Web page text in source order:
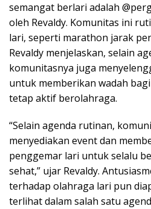
semangat berlari adalah
oleh Revaldy. Komunitas ini
lari, seperti marathon jarak
Revaldy menjelaskan, selain
komunitasnya juga
untuk memberikan wadah
tetap aktif berolahraga.
“Selain agenda rutinan,
menyediakan event dan
penggemar lari untuk selalu
sehat,” ujar Revaldy.
terhadap olahraga lari pun
terlihat dalam salah satu